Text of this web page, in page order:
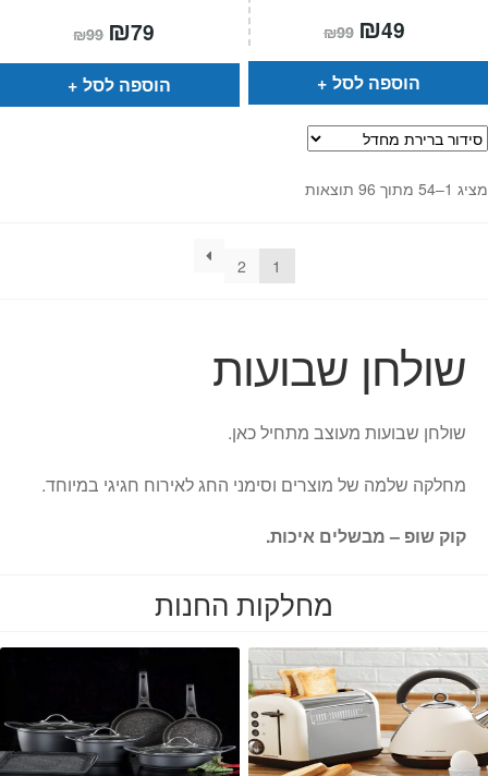
₪99 המחיר
המקורי
היה:
₪99.
₪79
הוא:
הוספה לסל
₪99 המחיר
המקורי
היה:
₪99.
₪49
הוא:
הוספה לסל
מציג 1–54 מתוך 96 תוצאות
1
2
שולחן שבועות
שולחן שבועות מעוצב מתחיל כאן.
מחלקה שלמה של מוצרים וסימני החג לאירוח חגיגי במיוחד.
קוק שופ – מבשלים איכות.
מחלקות החנות